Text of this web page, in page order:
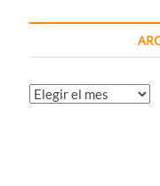
Archivos